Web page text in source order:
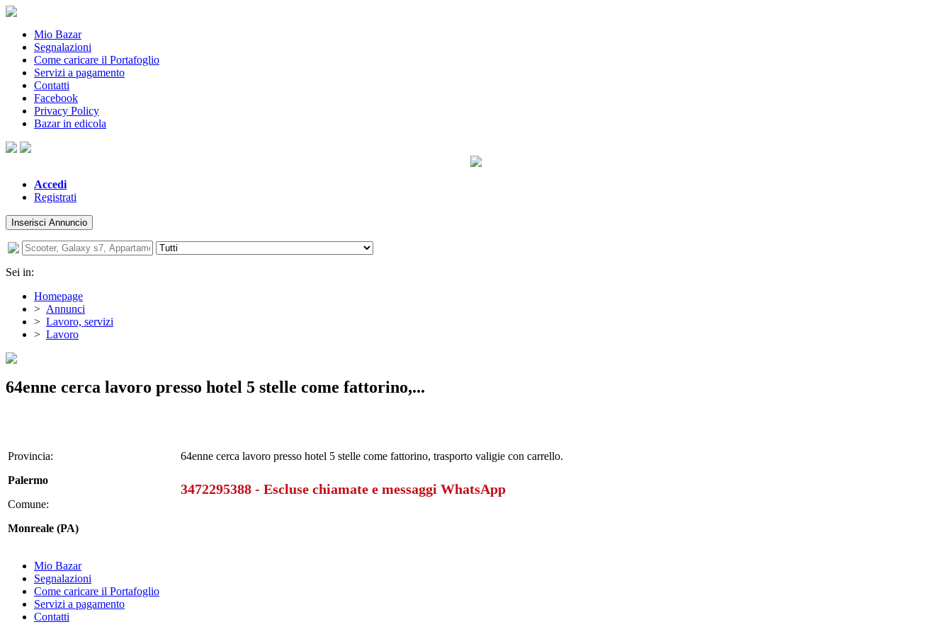
Mio Bazar
Segnalazioni
Come caricare il Portafoglio
Servizi a pagamento
Contatti
Facebook
Privacy Policy
Bazar in edicola
Accedi
Registrati
Inserisci Annuncio
Sei in:
Homepage
> Annunci
> Lavoro, servizi
> Lavoro
64enne cerca lavoro presso hotel 5 stelle come fattorino,...
Provincia:
Palermo
Comune:
Monreale (PA)
64enne cerca lavoro presso hotel 5 stelle come fattorino, trasporto valigie con carrello.
3472295388 - Escluse chiamate e messaggi WhatsApp
Mio Bazar
Segnalazioni
Come caricare il Portafoglio
Servizi a pagamento
Contatti